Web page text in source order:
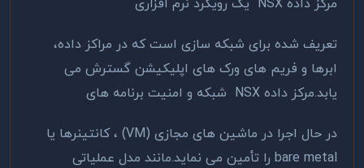
مرکز داده NSX یک رویکرد نرم افزاری
تعریف شده برای شبکه سازی است که در مراکز داده،
ابرها و فریم های ورک های اپلیکیشن گسترش می
یابد.مرکز داده NSX شبکه و امنیت برنامه های
در حال اجرا در ماشین های مجازی (VM) ، کانتینرها یا
bare metal را تأمین می نماید.مانند مدل عملیاتی